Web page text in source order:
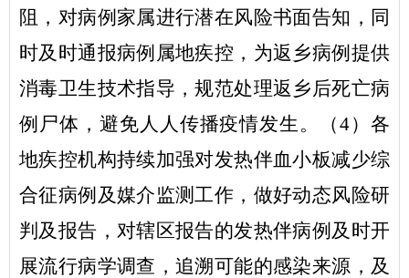
阻，对病例家属进行潜在风险书面告知，同
时及时通报病例属地疾控，为返乡病例提供
消毒卫生技术指导，规范处理返乡后死亡病
例尸体，避免人人传播疫情发生。（4）各
地疾控机构持续加强对发热伴血小板减少综
合征病例及媒介监测工作，做好动态风险研
判及报告，对辖区报告的发热伴病例及时开
展流行病学调查，追溯可能的感染来源，及